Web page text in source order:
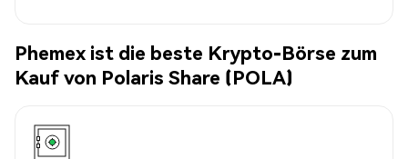
Phemex ist die beste Krypto-Börse zum
Kauf von Polaris Share (POLA)